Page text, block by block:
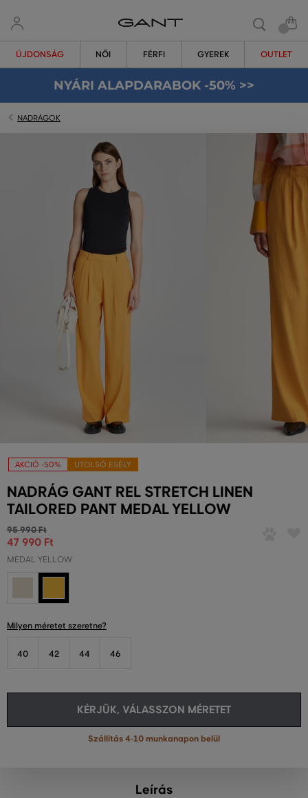
ÚJDONSÁG NŐI FÉRFI GYEREK OUTLET
NYÁRI ALAPDARABOK -50% >>
NADRÁGOK
AKCIÓ -50% UTOLSÓ ESÉLY
NADRÁG GANT REL STRETCH LINEN
TAILORED PANT MEDAL YELLOW
95 990 Ft
47 990 Ft
MEDAL YELLOW
Milyen méretet szeretne?
40 42 44 46
KÉRJÜK, VÁLASSZON MÉRETET
Szállítás 4-10 munkanapon belül
Leírás